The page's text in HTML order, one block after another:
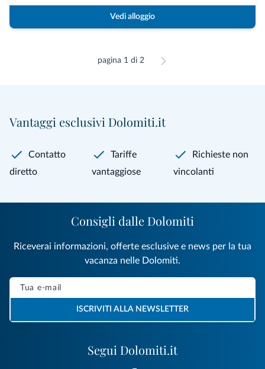
Vedi alloggio
pagina 1 di 2
Vantaggi esclusivi Dolomiti.it
Contatto
diretto
Tariffe
vantaggiose
Richieste non
vincolanti
Segui Dolomiti.it
Consigli dalle Dolomiti
Riceverai informazioni, offerte esclusive e news per la tua
vacanza nelle Dolomiti.
ISCRIVITI ALLA NEWSLETTER